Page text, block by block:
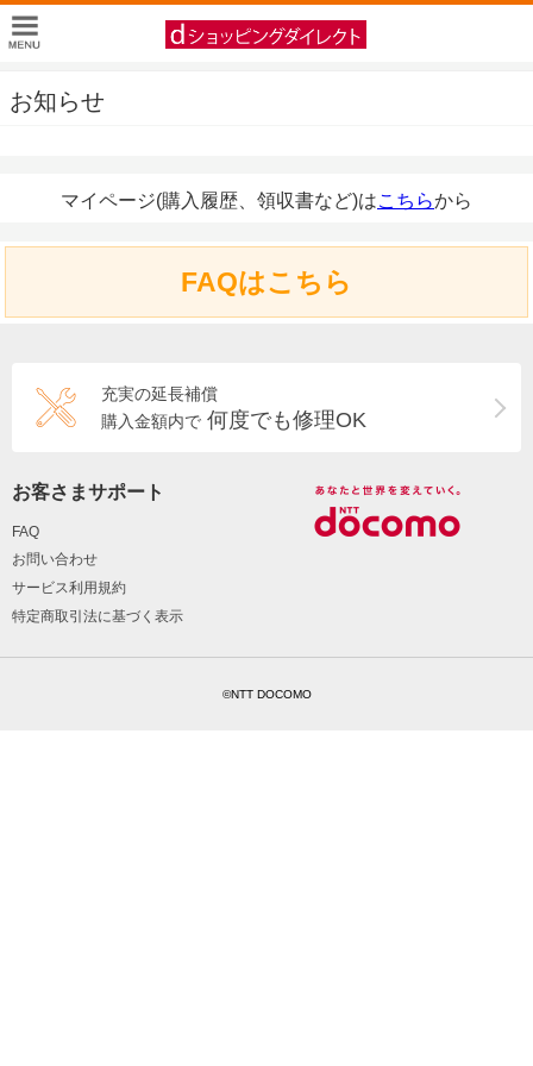
お知らせ
マイページ(購入履歴、領収書など)はこちらから
FAQはこちら
充実の延長補償
購入金額内で 何度でも修理OK
お客さまサポート
FAQ
お問い合わせ
サービス利用規約
特定商取引法に基づく表示
©NTT DOCOMO